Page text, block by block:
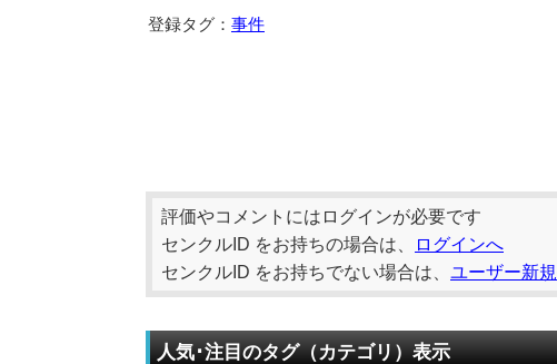
登録タグ： 事件
評価やコメントにはログインが必要です
センクルID をお持ちの場合は、
ログインへ
センクルID をお持ちでない場合は、 ユーザー新
人気･注目のタグ（カテゴリ）表示